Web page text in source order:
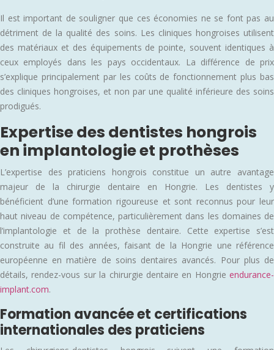
Il est important de souligner que ces économies ne se font pas au
détriment de la qualité des soins. Les cliniques hongroises utilisent
des matériaux et des équipements de pointe, souvent identiques à
ceux employés dans les pays occidentaux. La différence de prix
s’explique principalement par les coûts de fonctionnement plus bas
des cliniques hongroises, et non par une qualité inférieure des soins
prodigués.
Expertise des dentistes hongrois
en implantologie et prothèses
L’expertise des praticiens hongrois constitue un autre avantage
majeur de la chirurgie dentaire en Hongrie. Les dentistes y
bénéficient d’une formation rigoureuse et sont reconnus pour leur
haut niveau de compétence, particulièrement dans les domaines de
l’implantologie et de la prothèse dentaire. Cette expertise s’est
construite au fil des années, faisant de la Hongrie une référence
européenne en matière de soins dentaires avancés. Pour plus de
détails, rendez-vous sur la chirurgie dentaire en Hongrie endurance-
implant.com.
Formation avancée et certifications
internationales des praticiens